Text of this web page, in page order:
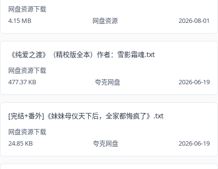
网盘资源下载
4.15 MB
网盘资源 2026-08-01
《纯爱之渡》（精校版全本）作者：雪影霜魂.txt
网盘资源下载
477.37 KB
夸克网盘 2026-06-19
[完结+番外]《妹妹母仪天下后，全家都悔疯了》.txt
网盘资源下载
24.85 KB
夸克网盘 2026-06-19